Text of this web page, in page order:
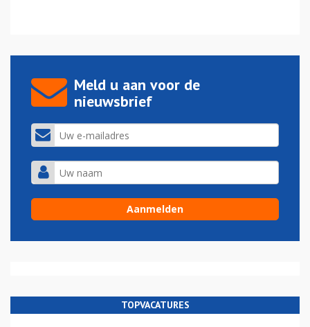
Meld u aan voor de
nieuwsbrief
TOPVACATURES